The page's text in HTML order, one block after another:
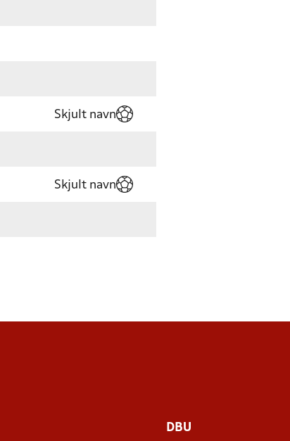
Skjult navn
Skjult navn
DBU